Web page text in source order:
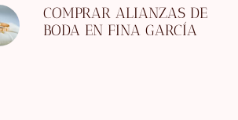
COMPRAR ALIANZAS DE
BODA EN FINA GARCÍA